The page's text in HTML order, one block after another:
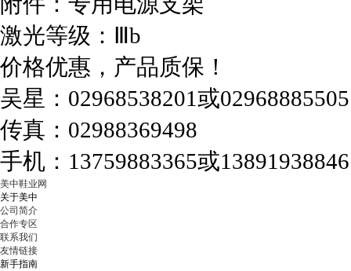
激光等级：Ⅲb
价格优惠，产品质保！
吴星：02968538201或02968885505
传真：02988369498
手机：13759883365或13891938846
美中鞋业网
关于美中
公司简介
合作专区
联系我们
友情链接
新手指南